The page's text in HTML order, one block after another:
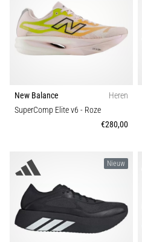
en
piepjestest:
Wat
zijn
hoe
voer
In
praktijk
test
de
Prijs
Collectie
Discipline
Duurzaamheid
New Balance
Heren
SuperComp Elite v6 - Roze
€280,00
Nieuw